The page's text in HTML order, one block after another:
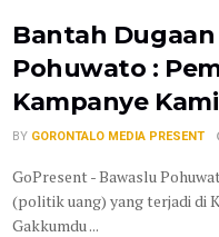
Bantah Dugaan
Pohuwato :
Kampanye Kami
BY GORONTALO MEDIA PRESENT
GoPresent - Bawaslu
(politik uang) yang terjadi di
Gakkumdu ...